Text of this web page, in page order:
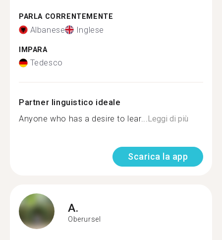
PARLA CORRENTEMENTE
Albanese Inglese
IMPARA
Tedesco
Partner linguistico ideale
Anyone who has a desire to lear...Leggi di più
Scarica la app
A.
Oberursel